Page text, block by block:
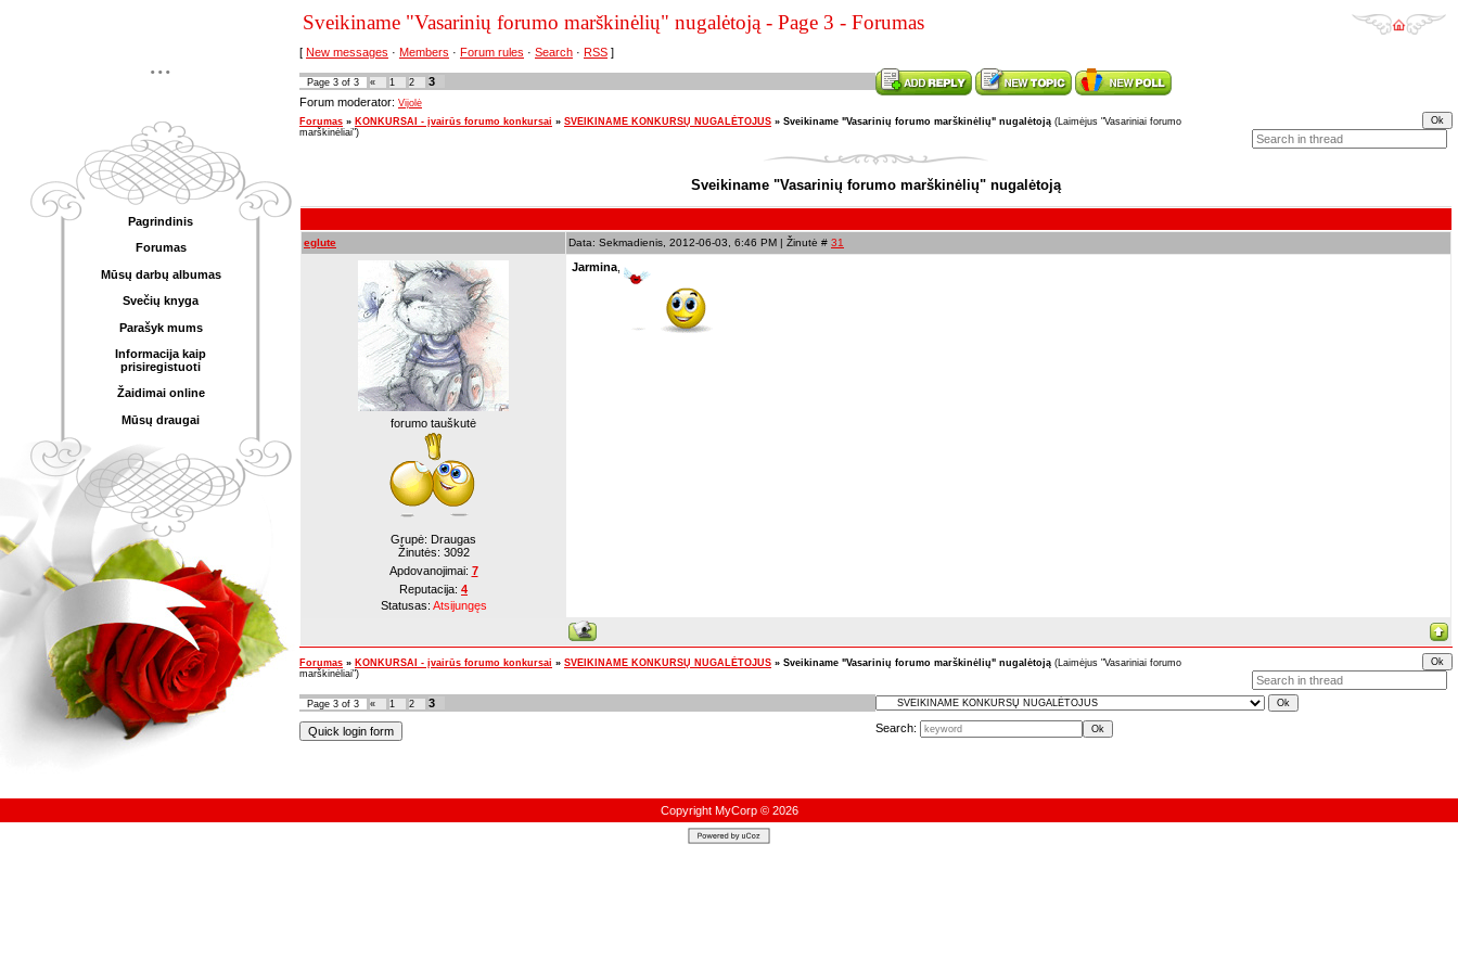
...
Pagrindinis
Forumas
Mūsų darbų albumas
Svečių knyga
Parašyk mums
Informacija kaip
prisiregistuoti
Žaidimai online
Mūsų draugai
Sveikiname "Vasarinių forumo marškinėlių" nugalėtoją - Page 3 - Forumas
[ New messages · Members · Forum rules · Search · RSS ]
Page 3 of 3 « 1 2
3
Forum moderator: Vijolė
Forumas » KONKURSAI - įvairūs forumo konkursai » SVEIKINAME KONKURSŲ NUGALĖTOJUS » Sveikiname "Vasarinių forumo marškinėlių" nugalėtoją (Laimėjus "Vasariniai forumo
marškinėliai")
Sveikiname "Vasarinių forumo marškinėlių" nugalėtoją
eglute Data: Sekmadienis, 2012-06-03, 6:46 PM | Žinutė # 31
forumo tauškutė
Grupė: Draugas
Žinutės: 3092
Apdovanojimai: 7
Reputacija: 4
Statusas: Atsijungęs
Jarmina
Forumas » KONKURSAI - įvairūs forumo konkursai » SVEIKINAME KONKURSŲ NUGALĖTOJUS » Sveikiname "Vasarinių forumo marškinėlių" nugalėtoją (Laimėjus "Vasariniai forumo
marškinėliai")
Page 3 of 3 « 1 2
3
Search:
Copyright MyCorp © 2026